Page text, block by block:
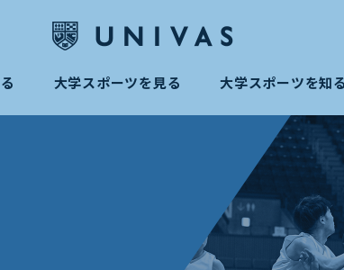
大学スポーツを見る 大学スポーツを知